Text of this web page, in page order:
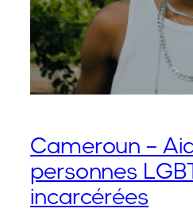
Cameroun –
personnes
incarcérées